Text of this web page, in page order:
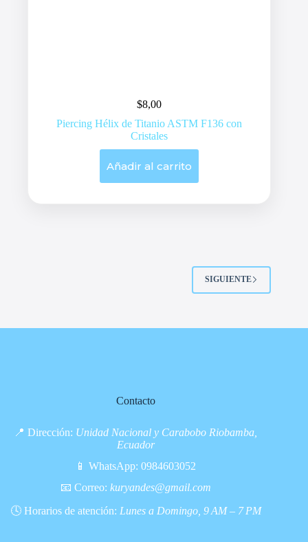
$8,00
Piercing Hélix de Titanio ASTM F136 con
Cristales
Añadir al carrito
SIGUIENTE
Contacto
📍 Dirección: Unidad Nacional y Carabobo Riobamba,
Ecuador
📱 WhatsApp:0984603052
📧 Correo: kuryandes@gmail.com
🕓 Horarios de atención: Lunes a Domingo, 9 AM – 7 PM